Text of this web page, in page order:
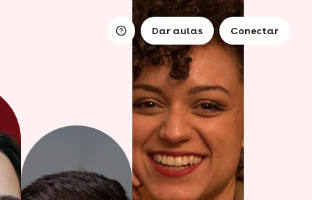
Dar aulas Conectar